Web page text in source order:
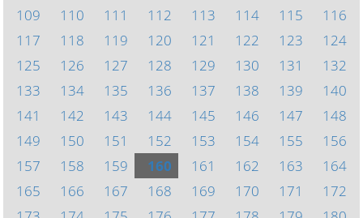
109
110 111 112 113 114 115
116
117
118 119 120 121 122 123
124
125
126 127 128 129 130 131
132
133
134 135 136 137 138 139
140
141
142 143 144 145 146 147
148
149
150 151 152 153 154 155
156
157
158 159 160 161 162 163
164
165
166 167 168 169 170 171
172